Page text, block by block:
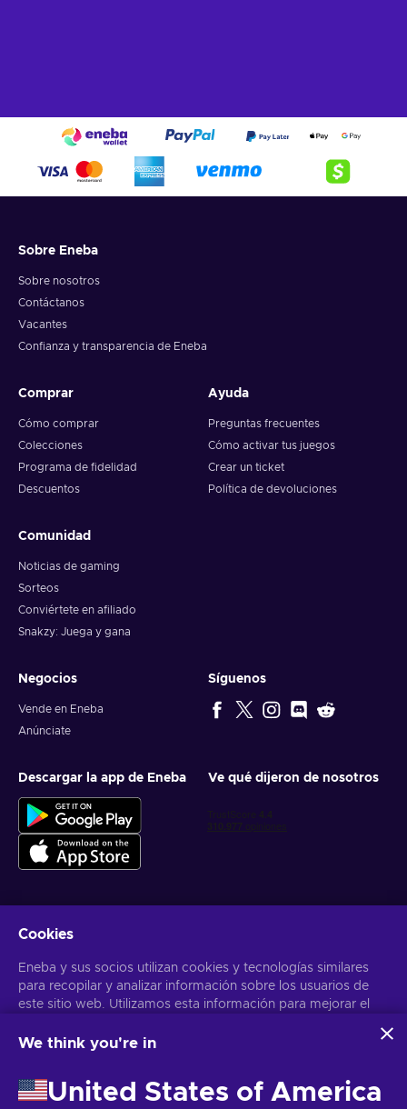
Sobre Eneba
Sobre nosotros
Contáctanos
Vacantes
Confianza y transparencia de Eneba
Comprar
Cómo comprar
Colecciones
Programa de fidelidad
Descuentos
Ayuda
Preguntas frecuentes
Cómo activar tus juegos
Crear un ticket
Política de devoluciones
Comunidad
Noticias de gaming
Sorteos
Conviértete en afiliado
Snakzy: Juega y gana
Negocios
Vende en Eneba
Anúnciate
Síguenos
Descargar la app de Eneba Ve qué dijeron de nosotros
Obtén ofertas personalizadas de videojuegos
Suscribirse
Puedes darte de baja en cualquier momento. Visita el apartadoAviso
Cookies
Eneba y sus socios utilizan cookies y tecnologías similares
para recopilar y analizar información sobre los usuarios de
este sitio web. Utilizamos esta información para mejorar el
personales también pueden emplearse para personalizar los
Al hacer clic en «Aceptar todo», das tu consentimiento para
que Eneba y sus socios utilicen estas tecnologías. Puedes
We think you're in
United States of America